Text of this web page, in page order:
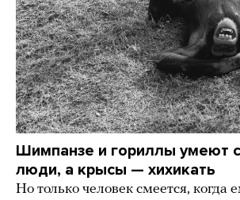
Шимпанзе и гориллы умеют
люди, а крысы — хихикать
Но только человек смеется, когда